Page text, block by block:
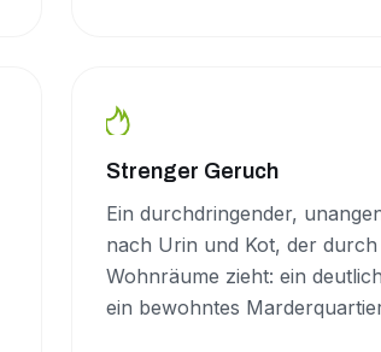
Strenger Geruch
Ein durchdringender,
nach Urin und Kot, der durch
Wohnräume zieht: ein
ein bewohntes